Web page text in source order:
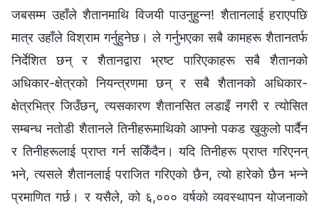
जबसम्म उहाँले शैतानमाथि विजयी पाउनुहुन्न! शैतानलाई हराएपछि
मात्र उहाँले विश्राम गर्नुहुनेछ। ले गर्नुभएका सबै कामहरू शैतानतर्फ
निर्देशित छन् र शैतानद्वारा भ्रष्ट पारिएकाहरू सबै शैतानको
अधिकार-क्षेत्रको नियन्त्रणमा छन् र सबै शैतानको अधिकार-
क्षेत्रभित्र जिउँछन्, त्यसकारण शैतानसित लडाइँ नगरी र त्योसित
सम्बन्ध नतोडी शैतानले तिनीहरूमाथिको आफ्नो पकड खुकुलो पार्दैन
र तिनीहरूलाई प्राप्त गर्न सकिँदैन। यदि तिनीहरू प्राप्त गरिएनन्
भने, त्यसले शैतानलाई पराजित गरिएको छैन, त्यो हारेको छैन भन्ने
प्रमाणित गर्छ। र यसैले, को ६,००० वर्षको व्यवस्थापन योजनाको